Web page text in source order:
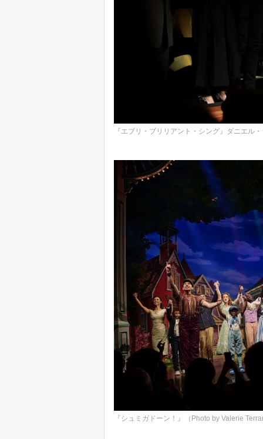
『エブリ・ブリリアント・シング』ダニエル
『シュミガドーン！』（Photo by Valerie